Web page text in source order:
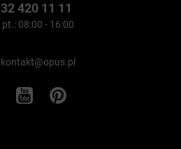
420 11 11
pt.: 08:00 - 16:00
kontakt@opus.pl